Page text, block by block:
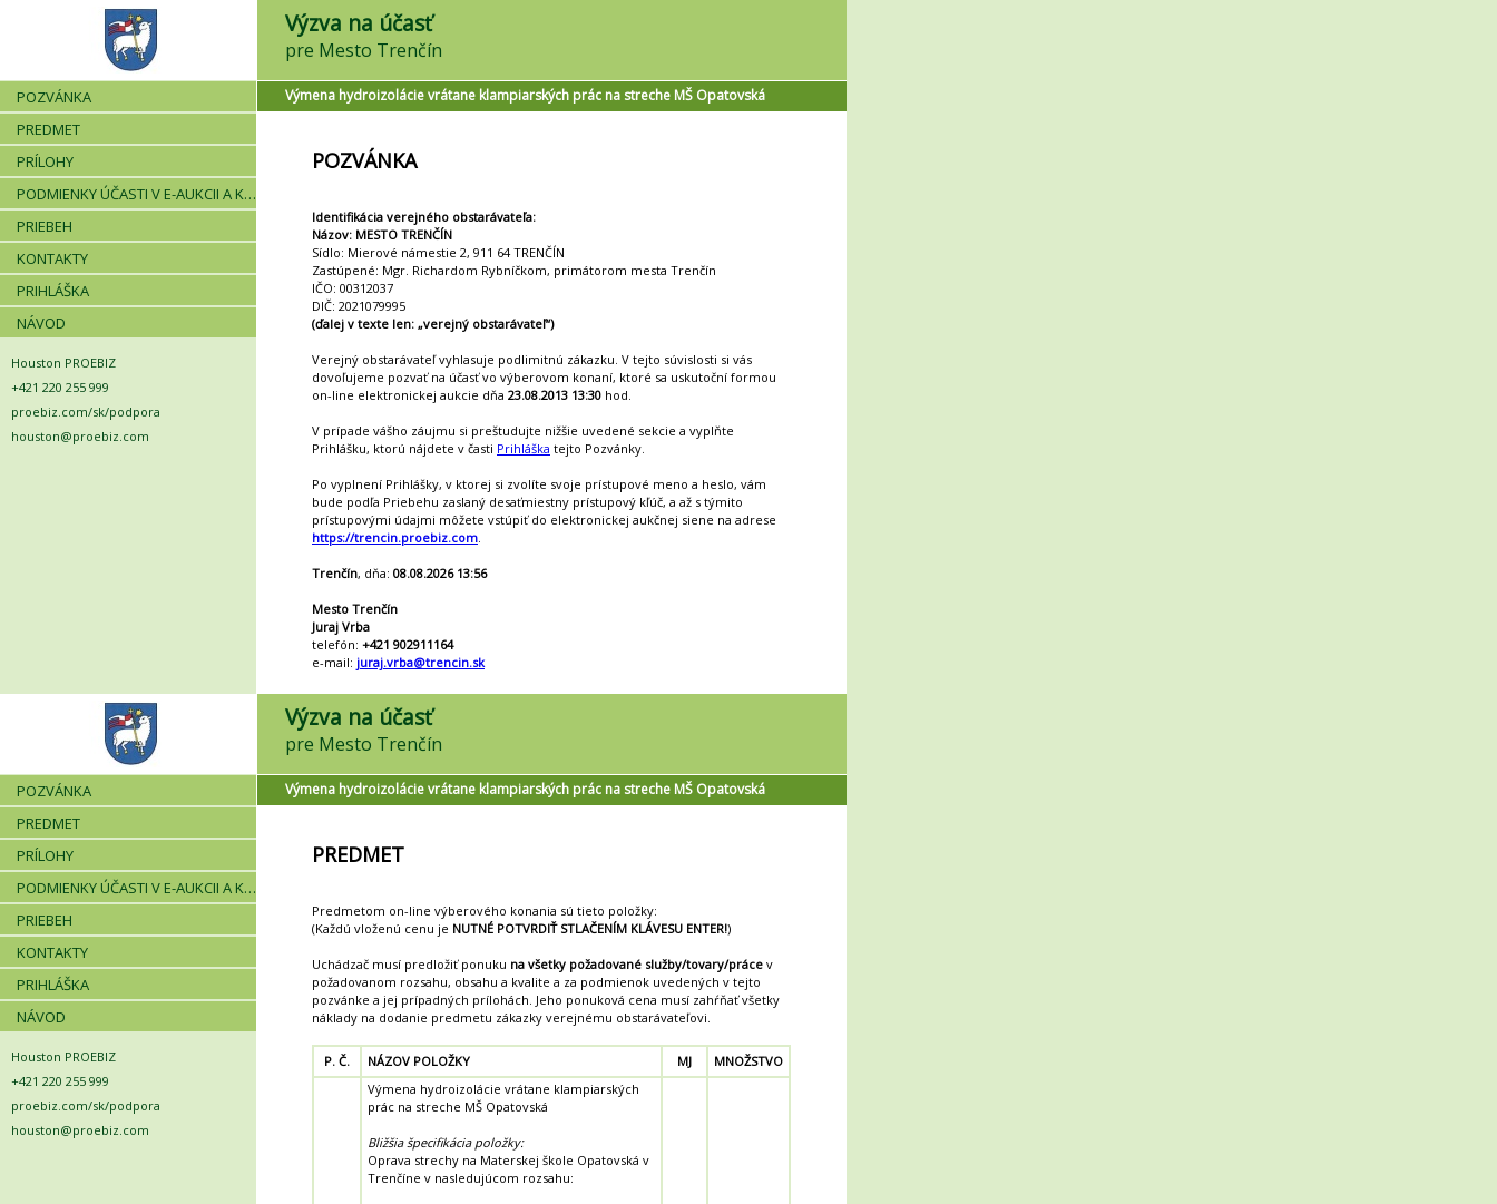
Výzva na účasť
pre Mesto Trenčín
POZVÁNKA
PREDMET
PRÍLOHY
PODMIENKY ÚČASTI V E-AUKCII A KRITÉRIÁ
PRIEBEH
KONTAKTY
PRIHLÁŠKA
NÁVOD
Houston PROEBIZ
+421 220 255 999
proebiz.com/sk/podpora
houston@proebiz.com
Výmena hydroizolácie vrátane klampiarských prác na streche MŠ Opatovská
POZVÁNKA
Identifikácia verejného obstarávateľa:
Názov: MESTO TRENČÍN
Sídlo: Mierové námestie 2, 911 64 TRENČÍN
Zastúpené: Mgr. Richardom Rybníčkom, primátorom mesta Trenčín
IČO: 00312037
DIČ: 2021079995
(ďalej v texte len: „verejný obstarávateľ“)
Verejný obstarávateľ vyhlasuje podlimitnú zákazku. V tejto súvislosti si vás
dovoľujeme pozvať na účasť vo výberovom konaní, ktoré sa uskutoční formou
on-line elektronickej aukcie dňa 23.08.2013 13:30 hod.
V prípade vášho záujmu si preštudujte nižšie uvedené sekcie a vyplňte
Prihlášku, ktorú nájdete v časti Prihláška tejto Pozvánky.
Po vyplnení Prihlášky, v ktorej si zvolíte svoje prístupové meno a heslo, vám
bude podľa Priebehu zaslaný desaťmiestny prístupový kľúč, a až s týmito
prístupovými údajmi môžete vstúpiť do elektronickej aukčnej siene na adrese
https://trencin.proebiz.com.
Trenčín, dňa: 08.08.2026 13:56
Mesto Trenčín
Juraj Vrba
telefón: +421 902911164
e-mail: juraj.vrba@trencin.sk
Výzva na účasť
pre Mesto Trenčín
POZVÁNKA
PREDMET
PRÍLOHY
PODMIENKY ÚČASTI V E-AUKCII A KRITÉRIÁ
PRIEBEH
KONTAKTY
PRIHLÁŠKA
NÁVOD
Houston PROEBIZ
+421 220 255 999
proebiz.com/sk/podpora
houston@proebiz.com
Výmena hydroizolácie vrátane klampiarských prác na streche MŠ Opatovská
PREDMET
Predmetom on-line výberového konania sú tieto položky:
(Každú vloženú cenu je NUTNÉ POTVRDIŤ STLAČENÍM KLÁVESU ENTER!)
Uchádzač musí predložiť ponuku na všetky požadované služby/tovary/práce v
požadovanom rozsahu, obsahu a kvalite a za podmienok uvedených v tejto
pozvánke a jej prípadných prílohách. Jeho ponuková cena musí zahŕňať všetky
náklady na dodanie predmetu zákazky verejnému obstarávateľovi.
P. Č. NÁZOV POLOŽKY MJ MNOŽSTVO
Výmena hydroizolácie vrátane klampiarských
prác na streche MŠ Opatovská
Bližšia špecifikácia položky:
Oprava strechy na Materskej škole Opatovská v
Trenčíne v nasledujúcom rozsahu: